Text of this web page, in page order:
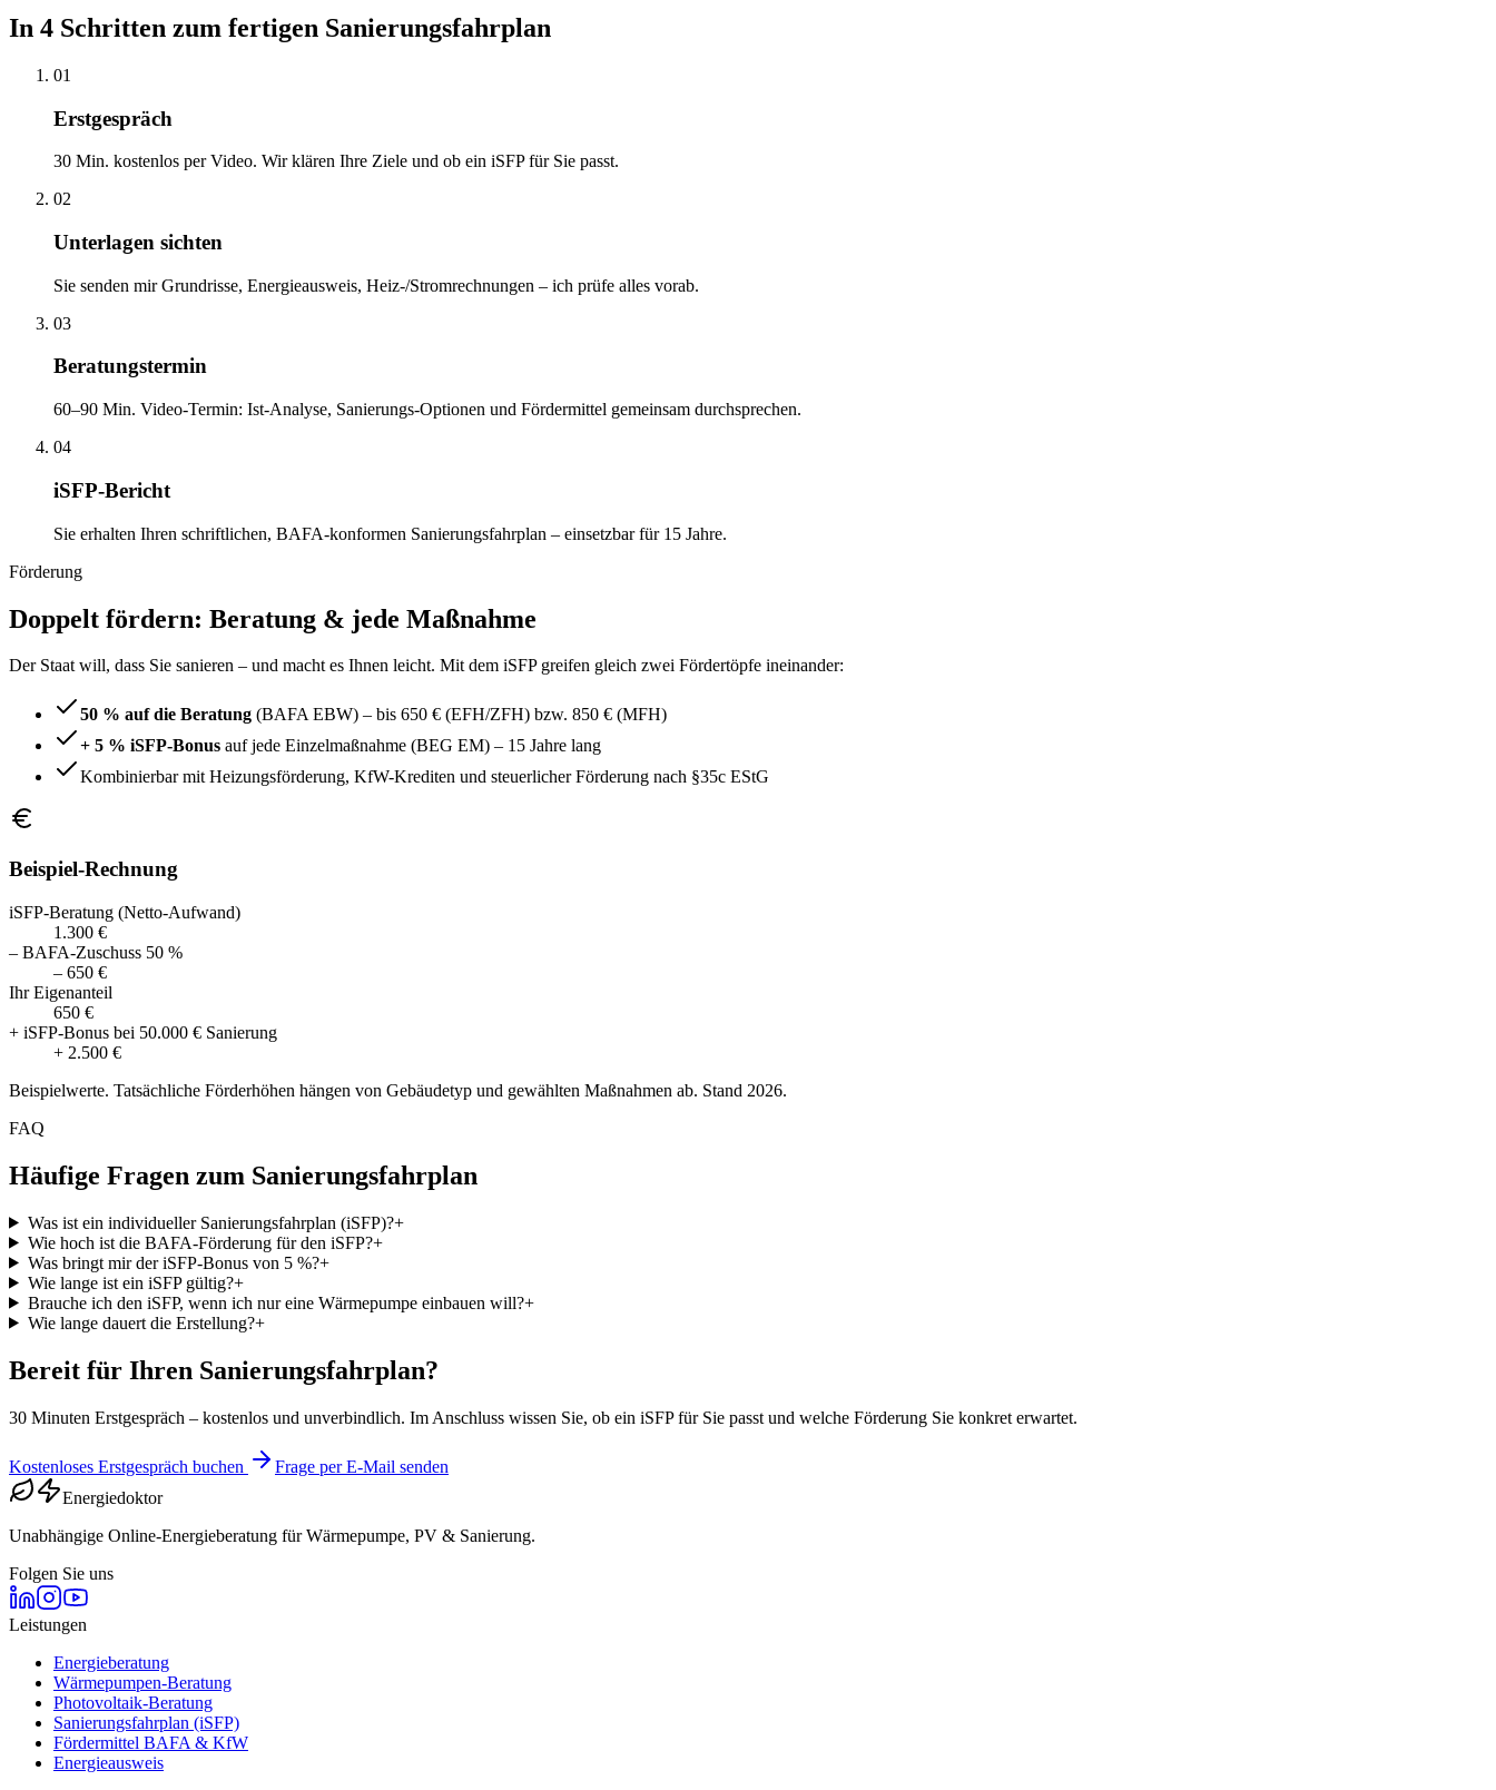
In 4 Schritten zum fertigen Sanierungsfahrplan
01
Erstgespräch
30 Min. kostenlos per Video. Wir klären Ihre Ziele und ob ein iSFP für Sie passt.
02
Unterlagen sichten
Sie senden mir Grundrisse, Energieausweis, Heiz-/Stromrechnungen – ich prüfe alles vorab.
03
Beratungstermin
60–90 Min. Video-Termin: Ist-Analyse, Sanierungs-Optionen und Fördermittel gemeinsam durchsprechen.
04
iSFP-Bericht
Sie erhalten Ihren schriftlichen, BAFA-konformen Sanierungsfahrplan – einsetzbar für 15 Jahre.
Förderung
Doppelt fördern: Beratung & jede Maßnahme
Der Staat will, dass Sie sanieren – und macht es Ihnen leicht. Mit dem iSFP greifen gleich zwei Fördertöpfe ineinander:
50 % auf die Beratung (BAFA EBW) – bis 650 € (EFH/ZFH) bzw. 850 € (MFH)
+ 5 % iSFP-Bonus auf jede Einzelmaßnahme (BEG EM) – 15 Jahre lang
Kombinierbar mit Heizungsförderung, KfW-Krediten und steuerlicher Förderung nach §35c EStG
Beispiel-Rechnung
iSFP-Beratung (Netto-Aufwand)
1.300 €
– BAFA-Zuschuss 50 %
– 650 €
Ihr Eigenanteil
650 €
+ iSFP-Bonus bei 50.000 € Sanierung
+ 2.500 €
Beispielwerte. Tatsächliche Förderhöhen hängen von Gebäudetyp und gewählten Maßnahmen ab. Stand 2026.
FAQ
Häufige Fragen zum Sanierungsfahrplan
Was ist ein individueller Sanierungsfahrplan (iSFP)?+
Wie hoch ist die BAFA-Förderung für den iSFP?+
Was bringt mir der iSFP-Bonus von 5 %?+
Wie lange ist ein iSFP gültig?+
Brauche ich den iSFP, wenn ich nur eine Wärmepumpe einbauen will?+
Wie lange dauert die Erstellung?+
Bereit für Ihren Sanierungs­fahrplan?
30 Minuten Erstgespräch – kostenlos und unverbindlich. Im Anschluss wissen Sie, ob ein iSFP für Sie passt und welche Förderung Sie konkret erwartet.
Kostenloses Erstgespräch buchen
Frage per E-Mail senden
Energiedoktor
Unabhängige Online-Energieberatung für Wärmepumpe, PV & Sanierung.
Folgen Sie uns
Leistungen
Energieberatung
Wärmepumpen-Beratung
Photovoltaik-Beratung
Sanierungsfahrplan (iSFP)
Fördermittel BAFA & KfW
Energieausweis